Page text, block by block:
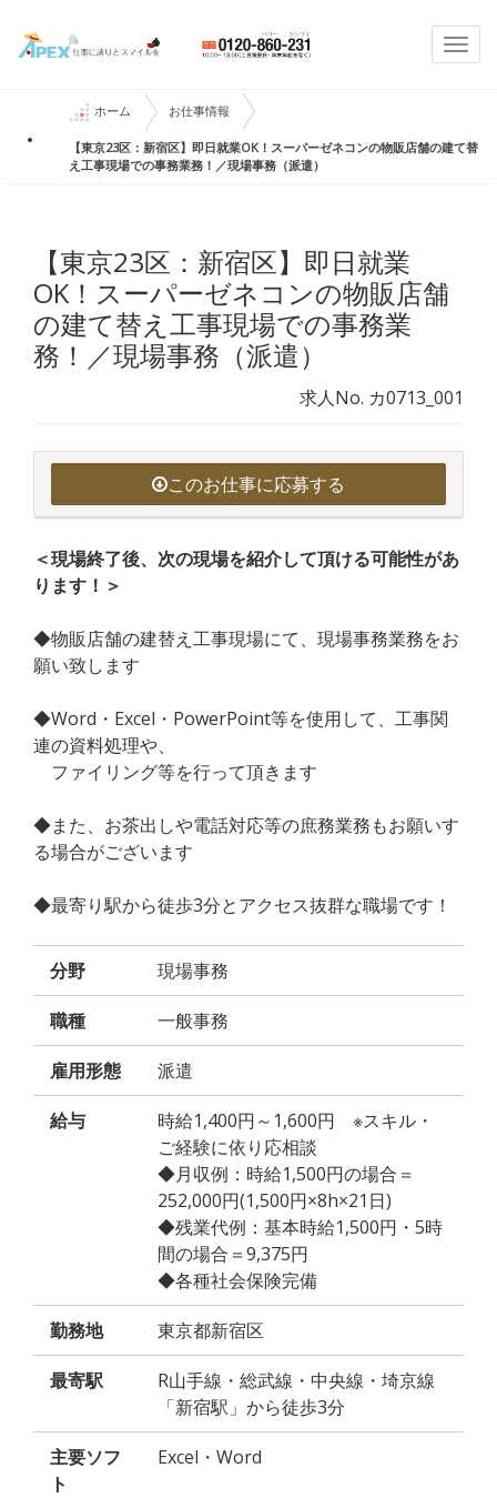
ホーム お仕事情報
【東京23区：新宿区】即日就業OK！スーパーゼネコンの物販店舗の建て替
え工事現場での事務業務！／現場事務（派遣）
【東京23区：新宿区】即日就業
OK！スーパーゼネコンの物販店舗
の建て替え工事現場での事務業
務！／現場事務（派遣）
求人No. カ0713_001
このお仕事に応募する
＜現場終了後、次の現場を紹介して頂ける可能性があ
ります！＞
◆物販店舗の建替え工事現場にて、現場事務業務をお
願い致します
◆Word・Excel・PowerPoint等を使用して、工事関
連の資料処理や、
ファイリング等を行って頂きます
◆また、お茶出しや電話対応等の庶務業務もお願いす
る場合がございます
◆最寄り駅から徒歩3分とアクセス抜群な職場です！
分野 現場事務
職種 一般事務
雇用形態 派遣
給与
時給1,400円～1,600円 ※スキル・
ご経験に依り応相談
◆月収例：時給1,500円の場合＝
252,000円(1,500円×8h×21日)
◆残業代例：基本時給1,500円・5時
間の場合＝9,375円
◆各種社会保険完備
勤務地 東京都新宿区
最寄駅
R山手線・総武線・中央線・埼京線
「新宿駅」から徒歩3分
主要ソフ
ト
Excel・Word